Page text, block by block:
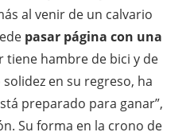
al venir de un calvario
pasar página con una
tiene hambre de bici y de
en su regreso, ha
preparado para ganar”,
Su forma en la crono de